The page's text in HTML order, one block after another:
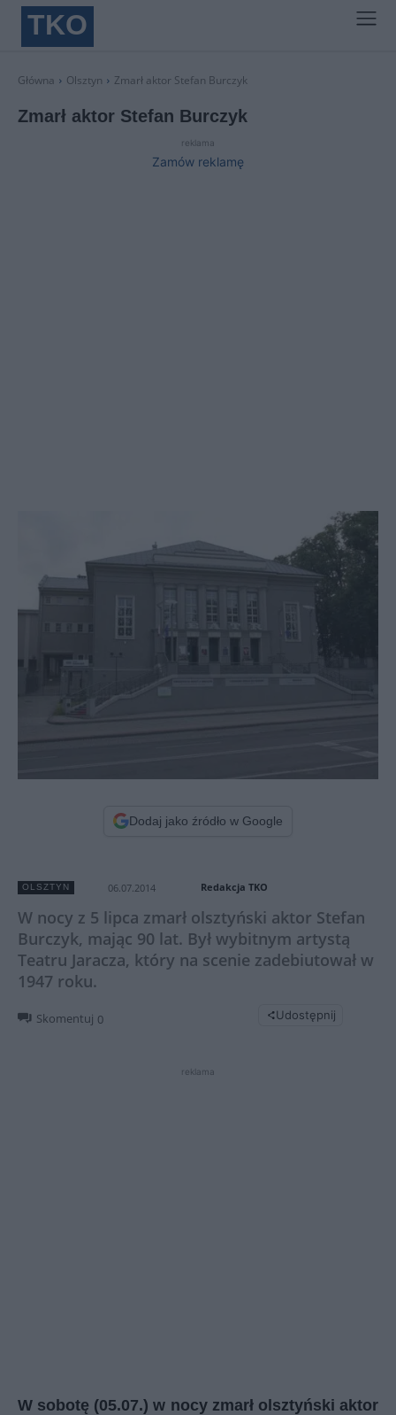
TKO
Główna Olsztyn Zmarł aktor Stefan Burczyk
Zmarł aktor Stefan Burczyk
reklama
Zamów reklamę
Dodaj jako źródło w Google
OLSZTYN 06.07.2014 Redakcja TKO
W nocy z 5 lipca zmarł olsztyński aktor Stefan
Burczyk, mając 90 lat. Był wybitnym artystą
Teatru Jaracza, który na scenie zadebiutował w
1947 roku.
Skomentuj 0 Udostępnij
reklama
W sobotę (05.07.) w nocy zmarł olsztyński aktor